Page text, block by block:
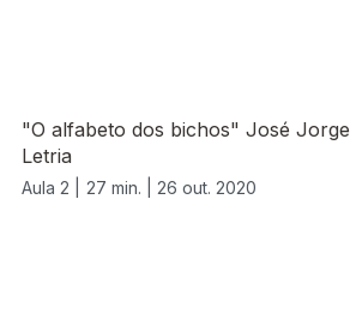
"O alfabeto dos bichos" José Jorge
Letria
Aula 2 | 27 min. | 26 out. 2020